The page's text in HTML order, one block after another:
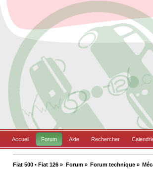
Accueil Forum Aide Rechercher
Fiat 500 • Fiat 126 » Forum» Forum technique»